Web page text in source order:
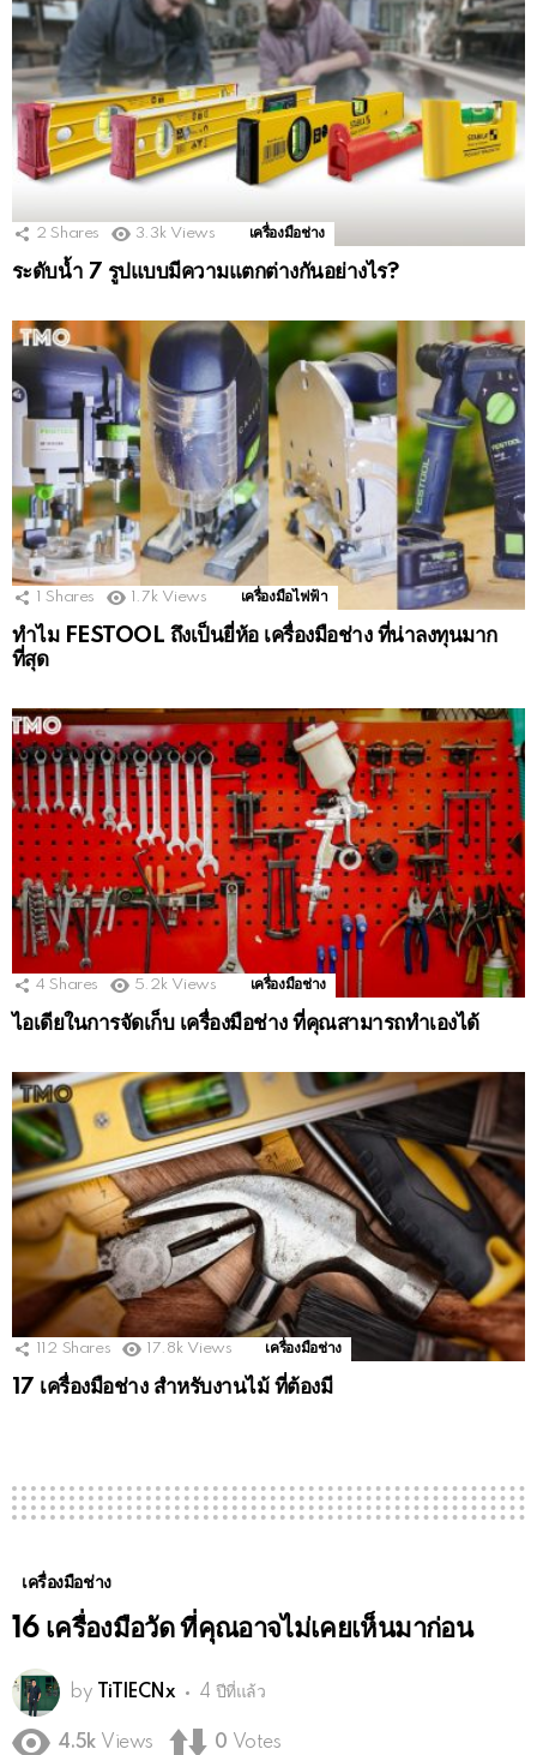
2 Shares 3.3k Views เครื่องมือช่าง
ระดับน้ำ 7 รูปแบบมีความแตกต่างกันอย่างไร?
1 Shares 1.7k Views เครื่องมือไฟฟ้า
ทำไม FESTOOL ถึงเป็นยี่ห้อ เครื่องมือช่าง ที่น่าลงทุนมาก
ที่สุด
4 Shares 5.2k Views เครื่องมือช่าง
ไอเดียในการจัดเก็บ เครื่องมือช่าง ที่คุณสามารถทำเองได้
112 Shares 17.8k Views เครื่องมือช่าง
17 เครื่องมือช่าง สำหรับงานไม้ ที่ต้องมี
เครื่องมือช่าง
16 เครื่องมือวัด ที่คุณอาจไม่เคยเห็นมาก่อน
by TiTlECNx 4 ปีที่แล้ว
4.5k Views 0 Votes